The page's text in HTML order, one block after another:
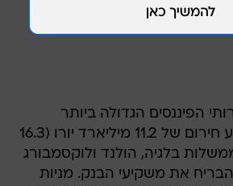
מטה החברה ונכסיו,
הפיננסים הגדולה ביותר
בבלגיה, קיבלה סיוע חירום של 11.2 מיליארד יורו (16.3
בלגיה, הולנד ולוקסמבורג
את משקיעי הבנק. מניות